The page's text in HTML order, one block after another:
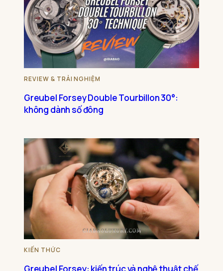
REVIEW & TRẢI NGHIỆM
Greubel Forsey Double Tourbillon 30°:
không dành số đông
KIẾN THỨC